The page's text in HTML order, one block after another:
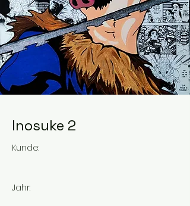
Inosuke 2
Kunde:
Jahr: